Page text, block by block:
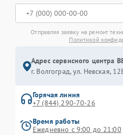
Отправляя заявку на ремонт
Политикой
Адрес сервисного центра
г. Волгоград, ул. Невская,
Горячая линия
+7 (844) 290-70-26
Время работы
Ежедневно с 9:00 до 21:00